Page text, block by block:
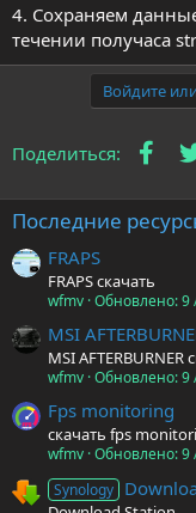
4. Сохраняем
течении получаса
Войдите
Поделиться:
Последние
FRAPS
FRAPS скачать
wfmv Обновлено:9
MSI
MSI AFTERBURNER
wfmv Обновлено:9
Fps monitoring
скачать fps
wfmv Обновлено:9
Synology